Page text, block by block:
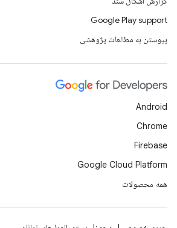
Google Play support
پیوستن به مطالعات پژوهشی
Android
Chrome
Firebase
Google Cloud Platform
همه محصولات